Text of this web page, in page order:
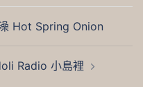
Hot Spring Onion
Radio 小島裡